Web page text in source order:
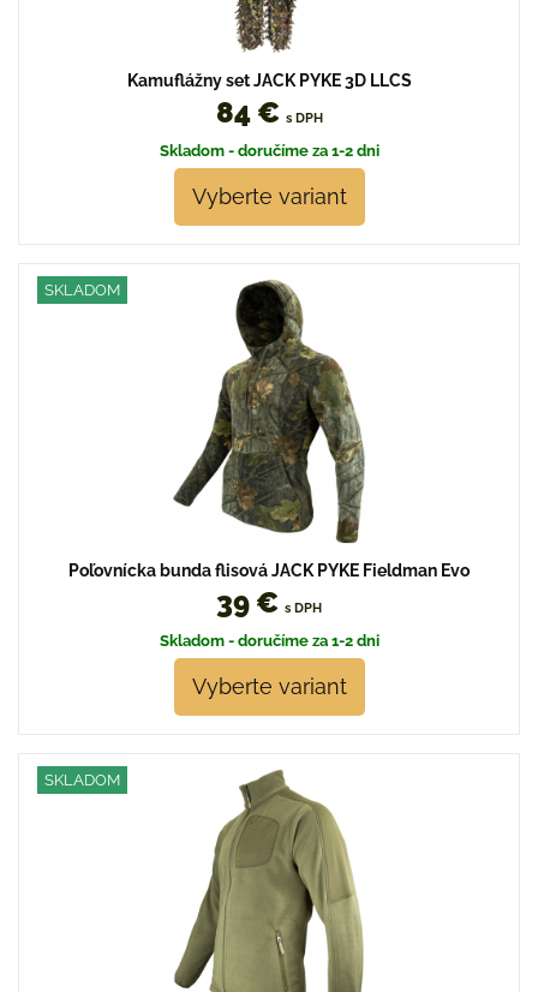
Kamuflážny set JACK PYKE 3D LLCS
84 € s DPH
Skladom - doručíme za 1-2 dni
Vyberte variant
SKLADOM
Poľovnícka bunda flisová JACK PYKE Fieldman Evo
39 € s DPH
Skladom - doručíme za 1-2 dni
Vyberte variant
SKLADOM